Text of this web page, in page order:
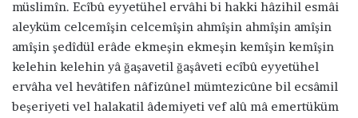
müslimîn. Ecîbû eyyetühel ervâhi bi hakki hâzihil esmâi
aleyküm celcemîşin celcemîşin ahmîşin ahmîşin amîşin
amîşin şedîdül erâde ekmeşin ekmeşin kemîşin kemîşin
kelehin kelehin yâ ğaşavetil ğaşâveti ecîbû eyyetühel
ervâha vel hevâtifen nâfizûnel mümtezicûne bil ecsâmil
beşeriyeti vel halakatil âdemiyeti vef alû mâ emertüküm